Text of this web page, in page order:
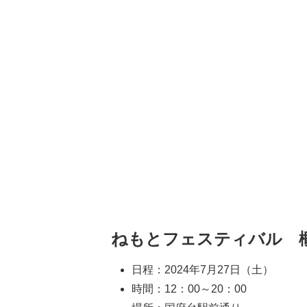
ねもとフェスティバル
日程：2024年7月27日（土）
時間：12：00～20：00